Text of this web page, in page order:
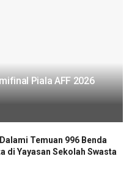
Piala AFF 2026
Temuan 996 Benda
di Yayasan Sekolah Swasta